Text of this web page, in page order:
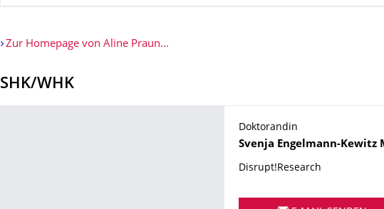
Zur Homepage von Aline Praun...
SHK/WHK
Doktorandin
Name
Svenja Engelmann-Kewitz
Disrupt!Research